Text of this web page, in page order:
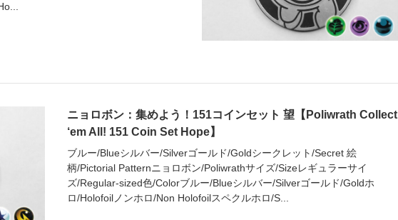
ニョロボン：集めよう！151コインセット 望【Poliwrath Collect
‘em All! 151 Coin Set Hope】
ブルー/Blueシルバー/Silverゴールド/Goldシークレット/Secret 絵
柄/Pictorial Patternニョロボン/Poliwrathサイズ/Sizeレギュラーサイ
ズ/Regular-sized色/Colorブルー/Blueシルバー/Silverゴールド/Goldホ
ロ/Holofoilノンホロ/Non Holofoilスペクルホロ/S...